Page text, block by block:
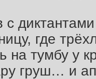
диктантами
где
на тумбу у
груш… и